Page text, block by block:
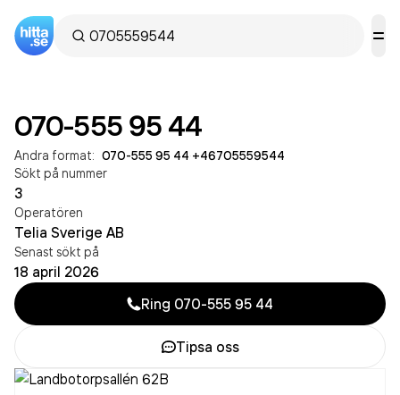
070-555 95 44
Andra format: 070-555 95 44 +46705559544
Sökt på nummer
3
Operatören
Telia Sverige AB
Senast sökt på
18 april 2026
Ring 070-555 95 44
Tipsa oss